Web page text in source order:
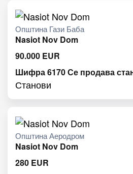
Општина Гази Баба
Nasiot Nov Dom
90.000 EUR
Шифра 6170 Се продава
Станови
Општина Аеродром
Nasiot Nov Dom
280 EUR